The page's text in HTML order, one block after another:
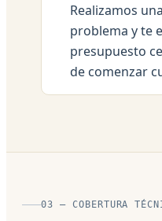
Realizamos
problema y te
presupuesto
de comenzar
03 — COBERTURA